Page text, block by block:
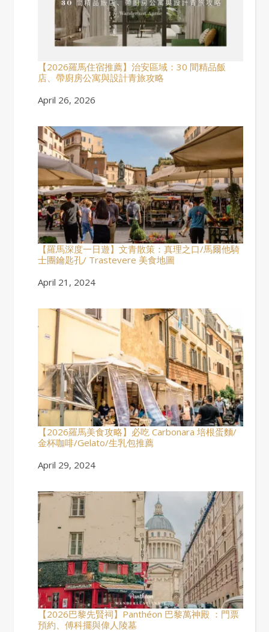
【2026羅馬住宿推薦】治安區域：30 間精品飯
店、帶廚房公寓與設計青旅攻略
Date
April 26, 2026
【羅馬深度一日遊】文青散策：真理之口/馬爾他騎
士團鑰匙孔/ Trastevere 美食地圖
Date
April 21, 2024
【2026羅馬美食攻略】必吃 Carbonara 培根蛋麵/
金杯咖啡/Gelato/生乳包推薦
Date
April 29, 2024
【2026巴黎先賢祠】Panthéon 巴黎萬神殿 ：門票
預約、傅科擺與偉人陵墓